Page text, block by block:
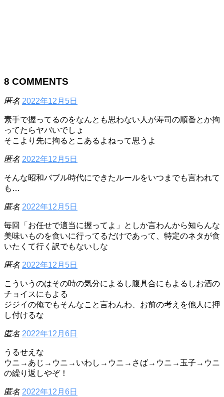
8 COMMENTS
匿名 2022年12月5日
素手で握ってるのをなんとも思わない人が寿司の順番とか拘
ってたらヤバいでしょ
そこより先に拘るとこあるよねって思うよ
匿名 2022年12月5日
そんな昭和バブル時代にできたルールをいつまでも言われて
も…
匿名 2022年12月5日
毎回「お任せで適当に握ってよ」としか言わんから知らんな
美味いものを食いに行ってるだけであって、特定のネタが食
いたくて行く訳でもないしな
匿名 2022年12月5日
こういうのはその時の気分によるし腹具合にもよるしお酒の
チョイスにもよる
ジジイの俺でもそんなこと言わんわ、お前の考えを他人に押
し付けるな
匿名 2022年12月6日
うるせえな
ウニ→あじ→ウニ→いわし→ウニ→さば→ウニ→玉子→ウニ
の繰り返しやぞ！
匿名 2022年12月6日